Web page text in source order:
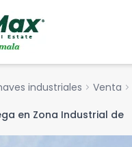
industriales chevron_right Venta chevron_right
en Zona Industrial de